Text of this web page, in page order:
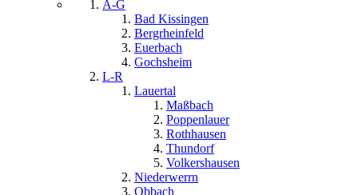
A-G
Bad Kissingen
Bergrheinfeld
Euerbach
Gochsheim
L-R
Lauertal
Maßbach
Poppenlauer
Rothhausen
Thundorf
Volkershausen
Niederwerrn
Obbach